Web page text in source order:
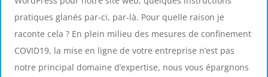
pratiques glanés par-ci, par-là. Pour quelle raison je
raconte cela ? En plein milieu des mesures de confinement
COVID19, la mise en ligne de votre entreprise n’est pas
notre principal domaine d’expertise, nous vous épargnons